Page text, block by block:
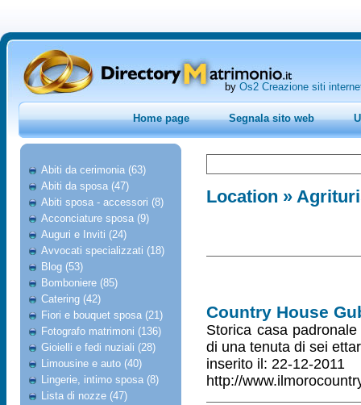
by Os2 Creazione siti
Home page Segnala sito web
Abiti da cerimonia (63)
Abiti da sposa (47)
Abiti sposa - accessori (8)
Acconciature sposa (9)
Auguri e Inviti (24)
Avvocati specializzati (18)
Blog (53)
Bomboniere (85)
Catering (42)
Fiori e bouquet sposa (21)
Fotografo matrimoni (136)
Gioielli e fedi nuziali (28)
Limousine e auto (40)
Lingerie, intimo sposa (8)
Lista di nozze (47)
Location »
Country House
Storica casa
di una tenuta di sei
inserito il: 22-12-2011
http://